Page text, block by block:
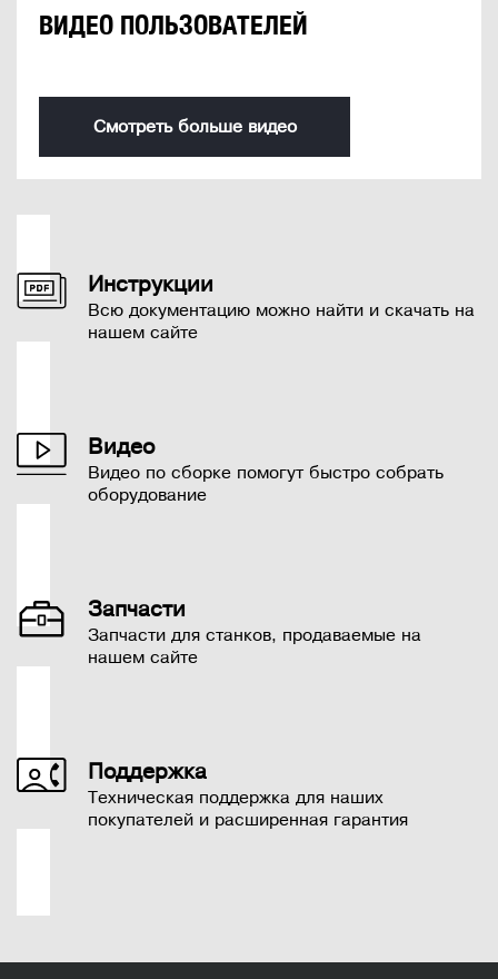
ВИДЕО ПОЛЬЗОВАТЕЛЕЙ
Смотреть больше видео
Инструкции
Всю документацию можно найти и скачать на
нашем сайте
Видео
Видео по сборке помогут быстро собрать
оборудование
Запчасти
Запчасти для станков, продаваемые на
нашем сайте
Поддержка
Техническая поддержка для наших
покупателей и расширенная гарантия